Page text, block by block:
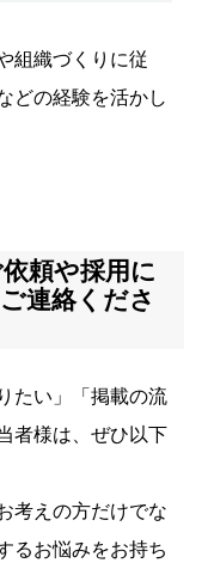
組織づくりに従
どの経験を活かし
頼や採用に
連絡くださ
たい」「掲載の流
者様は、ぜひ以下
考えの方だけでな
るお悩みをお持ち